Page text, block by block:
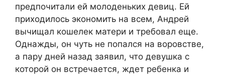
предпочитали ей молоденьких девиц. Ей
приходилось экономить на всем, Андрей
вычищал кошелек матери и требовал еще.
Однажды, он чуть не попался на воровстве,
а пару дней назад заявил, что девушка с
которой он встречается, ждет ребенка и